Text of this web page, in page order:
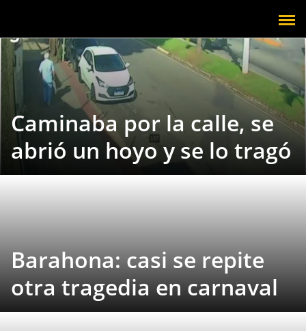
Caminaba por la calle, se
abrió un hoyo y se lo tragó
Barahona: casi se repite
otra tragedia en carnaval